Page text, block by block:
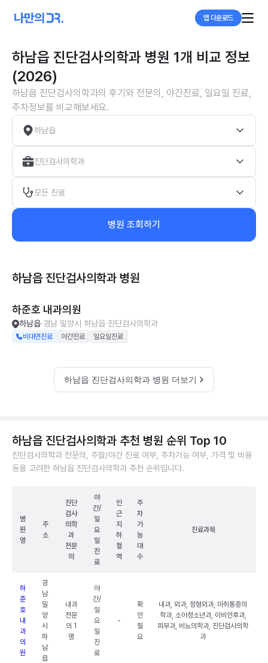
앱 다운로드
하남읍 진단검사의학과 병원 1개 비교 정보
(2026)
하남읍 진단검사의학과의 후기와 전문의, 야간진료, 일요일 진료,
주차정보를 비교해보세요.
하남읍
진단검사의학과
모든 진료
병원 조회하기
하남읍 진단검사의학과 병원
하준호 내과의원
하남읍 경남 밀양시 하남읍 진단검사의학과
비대면진료 야간진료 일요일진료
하남읍 진단검사의학과 병원 더보기
하남읍 진단검사의학과 추천 병원 순위 Top 10
진단검사의학과 전문의, 주말/야간 진료 여부, 주차가능 여부, 가격 및 비용
등을 고려한 하남읍 진단검사의학과 추천 순위입니다.
병
원
명
주
소
진단
검사
의학
과
전문
의
야
간/
일
요
일
진
료
인
근
지
하
철
역
주
차
가
능
대
수
진료과목
하
준
호
내
과
의
원
경
남
밀
양
시
하
남
읍
내과
전문
의 1
명
야
간/
일
요
일
진
료
-
확
인
필
요
내과, 외과, 정형외과, 마취통증의
학과, 소아청소년과, 이비인후과,
피부과, 비뇨의학과, 진단검사의학
과